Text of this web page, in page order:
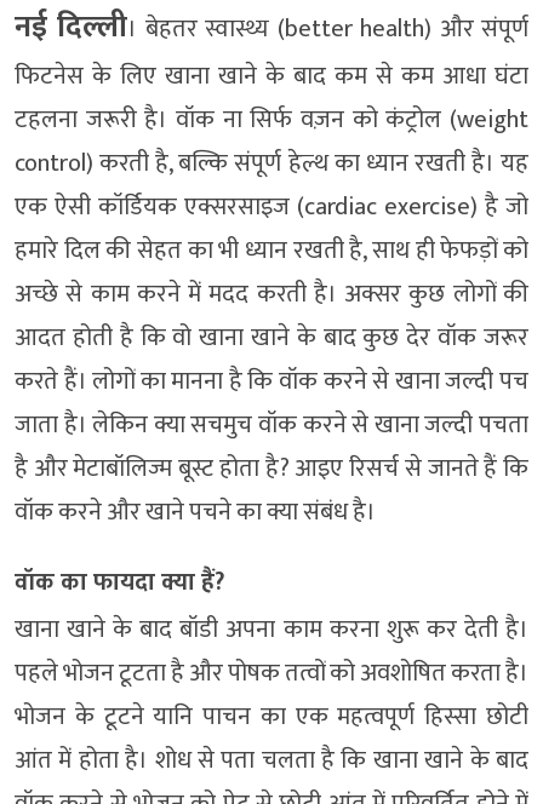
नई दिल्ली। बेहतर स्वास्थ्य (better health) और संपूर्ण
फिटनेस के लिए खाना खाने के बाद कम से कम आधा घंटा
टहलना जरूरी है। वॉक ना सिर्फ वज़न को कंट्रोल (weight
control) करती है, बल्कि संपूर्ण हेल्थ का ध्यान रखती है। यह
एक ऐसी कॉर्डियक एक्सरसाइज (cardiac exercise) है जो
हमारे दिल की सेहत का भी ध्यान रखती है, साथ ही फेफड़ों को
अच्छे से काम करने में मदद करती है। अक्सर कुछ लोगों की
आदत होती है कि वो खाना खाने के बाद कुछ देर वॉक जरूर
करते हैं। लोगों का मानना है कि वॉक करने से खाना जल्दी पच
जाता है। लेकिन क्या सचमुच वॉक करने से खाना जल्दी पचता
है और मेटाबॉलिज्म बूस्ट होता है? आइए रिसर्च से जानते हैं कि
वॉक करने और खाने पचने का क्या संबंध है।
वॉक का फायदा क्या हैं?
खाना खाने के बाद बॉडी अपना काम करना शुरू कर देती है।
पहले भोजन टूटता है और पोषक तत्वों को अवशोषित करता है।
भोजन के टूटने यानि पाचन का एक महत्वपूर्ण हिस्सा छोटी
आंत में होता है। शोध से पता चलता है कि खाना खाने के बाद